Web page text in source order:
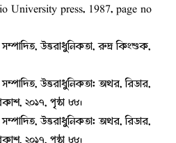
University press, 1987, page no
উত্তরাধুনিকতা, রুদ্র কিংশুক,
উত্তরাধুনিকতা: অথর, রিডার,
২০১৭, পৃষ্ঠা ৮৮।
উত্তরাধুনিকতা: অথর, রিডার,
২০১৭, পৃষ্ঠা ৮৮।